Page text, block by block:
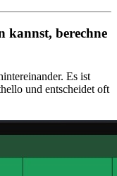
kannst, berechne
Es ist
und entscheidet oft